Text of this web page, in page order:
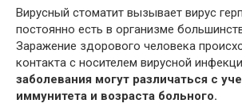
Вирусный стоматит вызывает вирус
постоянно есть в организме
Заражение здорового человека
контакта с носителем вирусной
заболевания могут различаться с
иммунитета и возраста больного.